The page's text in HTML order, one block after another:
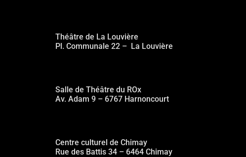
Théâtre de La Louvière
Pl. Communale 22 – La Louvière
Salle de Théâtre du ROx
Av. Adam 9 – 6767 Harnoncourt
Centre culturel de Chimay
Rue des Battis 34 – 6464 Chimay